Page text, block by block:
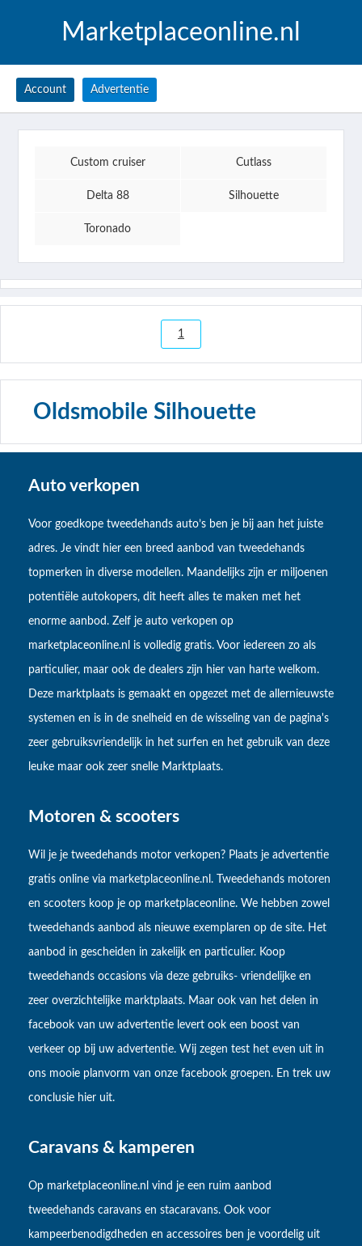
Marketplaceonline.nl
Account Advertentie
Custom cruiser Cutlass
Delta 88 Silhouette
Toronado
1
Oldsmobile Silhouette
Auto verkopen
Voor goedkope tweedehands auto’s ben je bij aan het juiste
adres. Je vindt hier een breed aanbod van tweedehands
topmerken in diverse modellen. Maandelijks zijn er miljoenen
potentiële autokopers, dit heeft alles te maken met het
enorme aanbod. Zelf je auto verkopen op
marketplaceonline.nl is volledig gratis. Voor iedereen zo als
particulier, maar ook de dealers zijn hier van harte welkom.
Deze marktplaats is gemaakt en opgezet met de allernieuwste
systemen en is in de snelheid en de wisseling van de pagina's
zeer gebruiksvriendelijk in het surfen en het gebruik van deze
leuke maar ook zeer snelle Marktplaats.
Motoren & scooters
Wil je je tweedehands motor verkopen? Plaats je advertentie
gratis online via marketplaceonline.nl. Tweedehands motoren
en scooters koop je op marketplaceonline. We hebben zowel
tweedehands aanbod als nieuwe exemplaren op de site. Het
aanbod in gescheiden in zakelijk en particulier. Koop
tweedehands occasions via deze gebruiks- vriendelijke en
zeer overzichtelijke marktplaats. Maar ook van het delen in
facebook van uw advertentie levert ook een boost van
verkeer op bij uw advertentie. Wij zegen test het even uit in
ons mooie planvorm van onze facebook groepen. En trek uw
conclusie hier uit.
Caravans & kamperen
Op marketplaceonline.nl vind je een ruim aanbod
tweedehands caravans en stacaravans. Ook voor
kampeerbenodigdheden en accessoires ben je voordelig uit